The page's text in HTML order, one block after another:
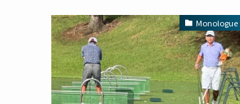
Monologue